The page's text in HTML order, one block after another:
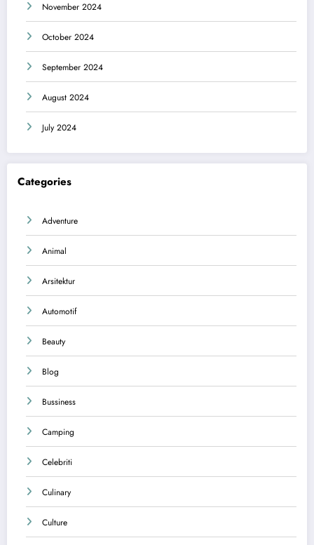
November 2024
October 2024
September 2024
August 2024
July 2024
Categories
Adventure
Animal
Arsitektur
Automotif
Beauty
Blog
Bussiness
Camping
Celebriti
Culinary
Culture